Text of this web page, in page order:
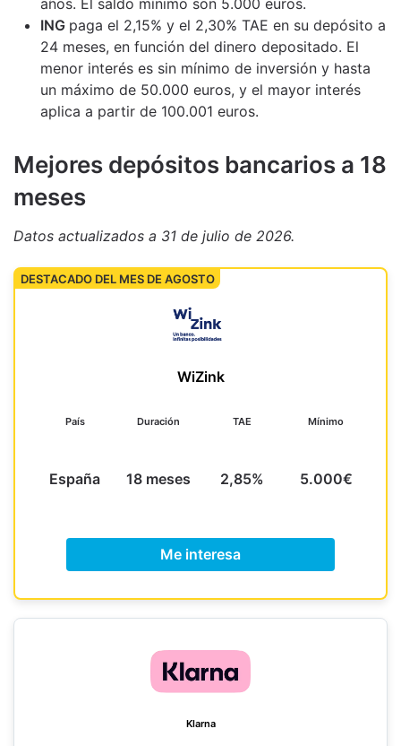
ING paga el 2,15% y el 2,30% TAE en su depósito a
24 meses, en función del dinero depositado. El
menor interés es sin mínimo de inversión y hasta
un máximo de 50.000 euros, y el mayor interés
aplica a partir de 100.001 euros.
Mejores depósitos bancarios a 18
meses
Datos actualizados a 31 de julio de 2026.
DESTACADO DEL MES DE AGOSTO
WiZink
País
España
Duración
18 meses
TAE
2,85%
Mínimo
5.000€
Me interesa
Klarna